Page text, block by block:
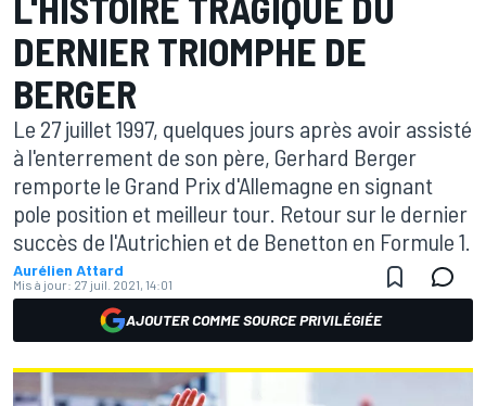
DERNIER TRIOMPHE DE
BERGER
Le 27 juillet 1997, quelques jours après avoir assisté
à l'enterrement de son père, Gerhard Berger
remporte le Grand Prix d'Allemagne en signant
pole position et meilleur tour. Retour sur le dernier
succès de l'Autrichien et de Benetton en Formule 1.
Aurélien Attard
Mis à jour: 27 juil. 2021, 14:01
AJOUTER COMME SOURCE PRIVILÉGIÉE